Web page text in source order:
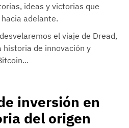
ideas y victorias que
adelante.
el viaje de Dread,
historia de innovación y
inversión en
del origen